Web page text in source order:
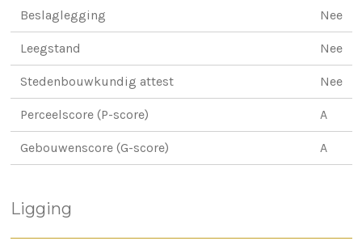
Beslaglegging Nee
Leegstand Nee
Stedenbouwkundig attest Nee
Perceelscore (P-score) A
Gebouwenscore (G-score) A
Ligging